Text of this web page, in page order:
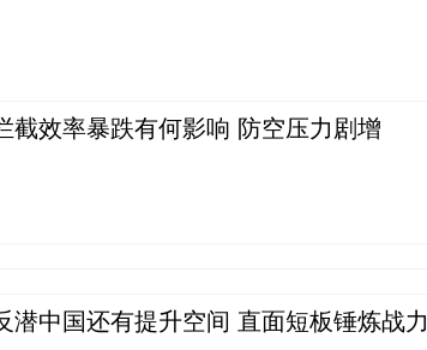
截效率暴跌有何影响 防空压力剧增
潜中国还有提升空间 直面短板锤炼战力